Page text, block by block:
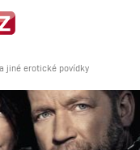
jiné erotické povídky